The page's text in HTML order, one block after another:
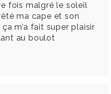
fois malgré le soleil
ma cape et son
m’a fait super plaisir
au boulot